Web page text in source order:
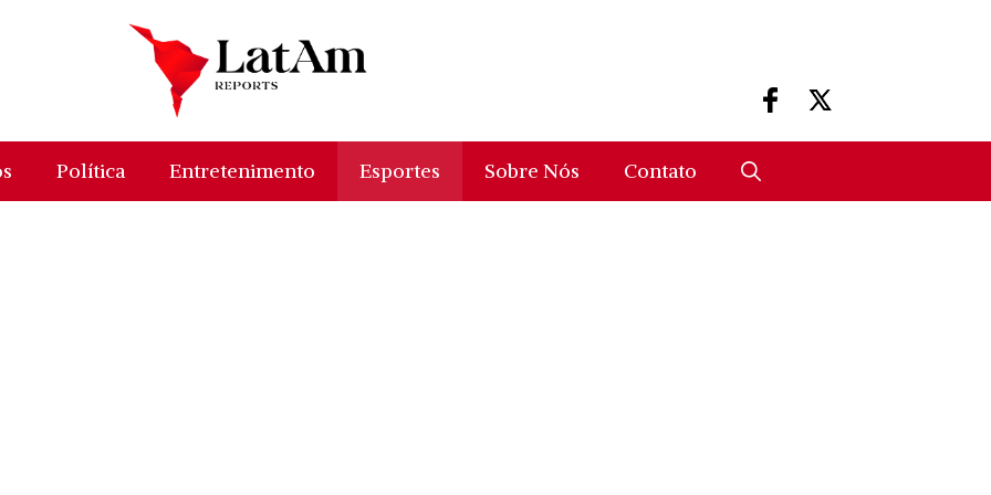
Política Entretenimento Esportes Sobre Nós Contato